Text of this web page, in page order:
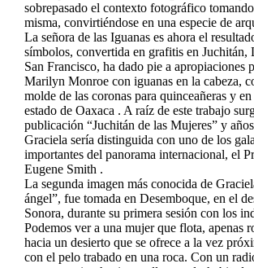
sobrepasado el contexto fotográfico
misma, convirtiéndose en una especie de
La señora de las Iguanas es ahora el
símbolos, convertida en grafitis en Juchitán,
San Francisco, ha dado pie a apropiaciones
Marilyn Monroe con iguanas en la cabeza,
molde de las coronas para quinceañeras y
estado de Oaxaca . A raíz de este trabajo
publicación “Juchitán de las Mujeres” y
Graciela sería distinguida con uno de los
importantes del panorama internacional, el
Eugene Smith .
La segunda imagen más conocida de
ángel”, fue tomada en Desemboque, en el
Sonora, durante su primera sesión con los
Podemos ver a una mujer que flota, apenas
hacia un desierto que se ofrece a la vez
con el pelo trabado en una roca. Con un